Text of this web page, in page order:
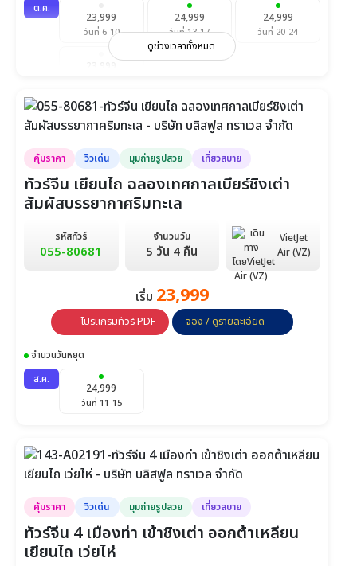
ต.ค.
23,999
วันที่ 6-10
24,999
วันที่ 13-17
24,999
วันที่ 20-24
พ.ย.
23,999
วันที่ 3-7
23,999
วันที่ 10-14
23,999
วันที่ 17-21
23,999
วันที่ 24-28
ธ.ค.
24,999 24,999
23,999
วันที่ 5-9
23,999
วันที่ 12-16
ดูช่วงเวลาทั้งหมด
คุ้มราคา วิวเด่น มุมถ่ายรูปสวย เที่ยวสบาย
ทัวร์จีน เยียนไถ ฉลองเทศกาลเบียร์ชิงเต่า
สัมผัสบรรยากาศริมทะเล
รหัสทัวร์
055-80681
จำนวนวัน
5 วัน 4 คืน
VietJet
Air (VZ)
เริ่ม 23,999
โปรแกรมทัวร์ PDF จอง / ดูรายละเอียด
จำนวนวันหยุด
ส.ค.
24,999
วันที่ 11-15
คุ้มราคา วิวเด่น มุมถ่ายรูปสวย เที่ยวสบาย
ทัวร์จีน 4 เมืองท่า เข้าชิงเต่า ออกต้าเหลียน
เยียนไถ เว่ยไห่